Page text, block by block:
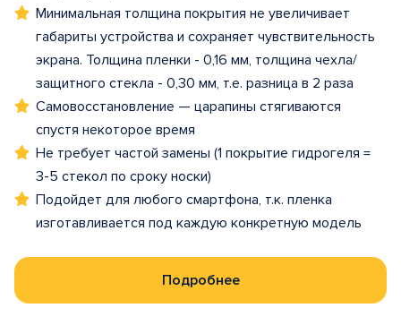
Минимальная толщина покрытия не увеличивает
габариты устройства и сохраняет чувствительность
экрана. Толщина пленки - 0,16 мм, толщина чехла/
защитного стекла - 0,30 мм, т.е. разница в 2 раза
Самовосстановление — царапины стягиваются
спустя некоторое время
Не требует частой замены (1 покрытие гидрогеля =
3-5 стекол по сроку носки)
Подойдет для любого смартфона, т.к. пленка
изготавливается под каждую конкретную модель
Подробнее